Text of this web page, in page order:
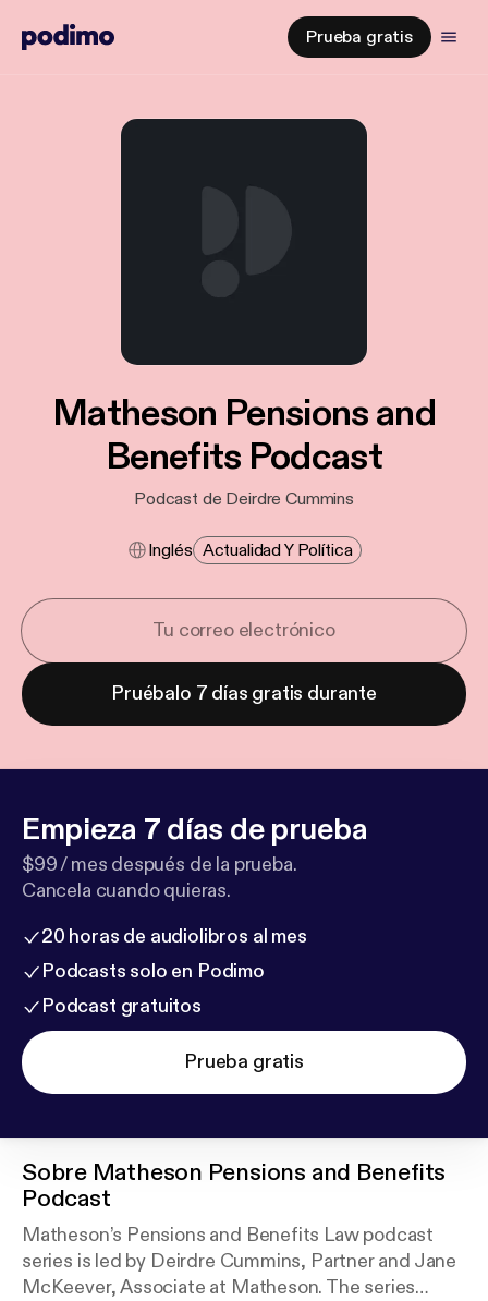
Prueba gratis
Matheson Pensions and
Benefits Podcast
Podcast de Deirdre Cummins
Inglés Actualidad Y Política
Pruébalo 7 días gratis durante
Empieza 7 días de prueba
$99 / mes después de la prueba.
Cancela cuando quieras.
20 horas de audiolibros al mes
Podcasts solo en Podimo
Podcast gratuitos
Prueba gratis
Sobre Matheson Pensions and Benefits
Podcast
Matheson’s Pensions and Benefits Law podcast
series is led by Deirdre Cummins, Partner and Jane
McKeever, Associate at Matheson. The series